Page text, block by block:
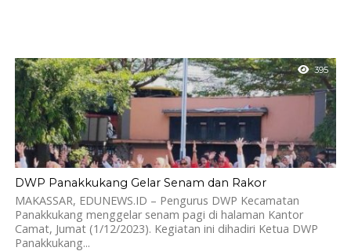
395
DWP Panakkukang Gelar Senam dan Rakor
MAKASSAR, EDUNEWS.ID – Pengurus DWP Kecamatan
Panakkukang menggelar senam pagi di halaman Kantor
Camat, Jumat (1/12/2023). Kegiatan ini dihadiri Ketua DWP
Panakkukang...